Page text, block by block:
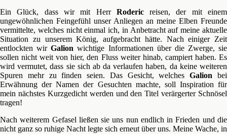
Ein Glück, dass wir mit Herr Rodericreisen, der mit einem
ungewöhnlichen Feingefühl unser Anliegen an meine Elben Freunde
vermittelte, welches nicht einmal ich, in Anbetracht auf meine aktuelle
Situation zu unserem König, aufgebracht hätte. Nach einiger Zeit
entlockten wirGalion wichtige Informationen über die Zwerge, sie
sollen nicht weit von hier, den Fluss weiter hinab, campiert haben. Es
wird vermutet, dass sie sich ab da verlaufen haben, da keine weiteren
Spuren mehr zu finden seien. Das Gesicht, welchesGalion bei
Erwähnung der Namen der Gesuchten machte, soll Inspiration für
mein nächstes Kurzgedicht werden und den Titel verärgerter Schnösel
tragen!
Nach weiterem Gefasel ließen sie uns nun endlich in Frieden und die
nicht ganz so ruhige Nacht legte sich erneut über uns. Meine Wache, in